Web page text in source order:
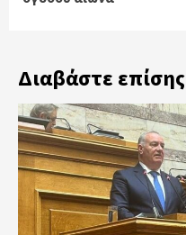
Διαβάστε επίσης